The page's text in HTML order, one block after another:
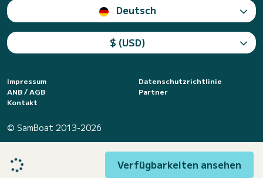
Verfügbarkeiten ansehen
Deutsch
$ (USD)
Impressum
Datenschutzrichtlinie
ANB / AGB
Partner
Kontakt
© SamBoat 2013-2026